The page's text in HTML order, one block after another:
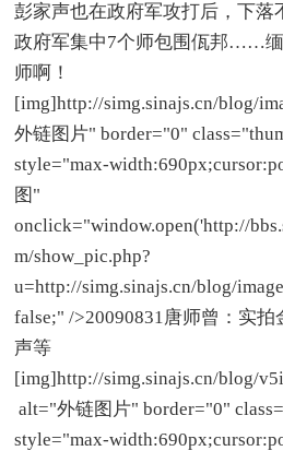
彭家声也在政府军攻打后，下落
政府军集中7个师包围佤邦……
师啊！
[img]http://simg.sinajs.cn/blog/
外链图片" border="0"
style="max-
图"
onclick="window.open('http://
m/show_pic.php?
u=http://simg.sinajs.cn/blog/
false;" />20090831唐师曾：实
声等
[img]http://simg.sinajs.cn/blog/
alt="外链图片" border="0"
style="max-